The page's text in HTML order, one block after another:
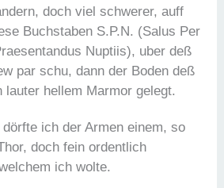
doch viel schwerer, auff
Buchstaben S.P.N. (Salus Per
Nuptiis), uber deß
par schu, dann der Boden deß
lauter hellem Marmor gelegt.
ich der Armen einem, so
doch fein ordentlich
ich wolte.